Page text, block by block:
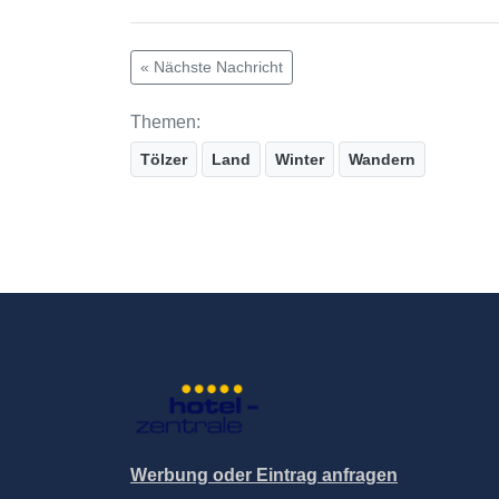
« Nächste Nachricht
Themen:
Tölzer Land Winter Wandern
Werbung oder Eintrag anfragen